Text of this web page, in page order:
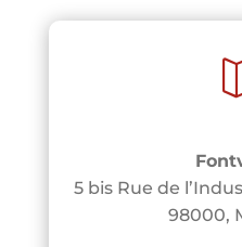
5 bis Rue de
98000,